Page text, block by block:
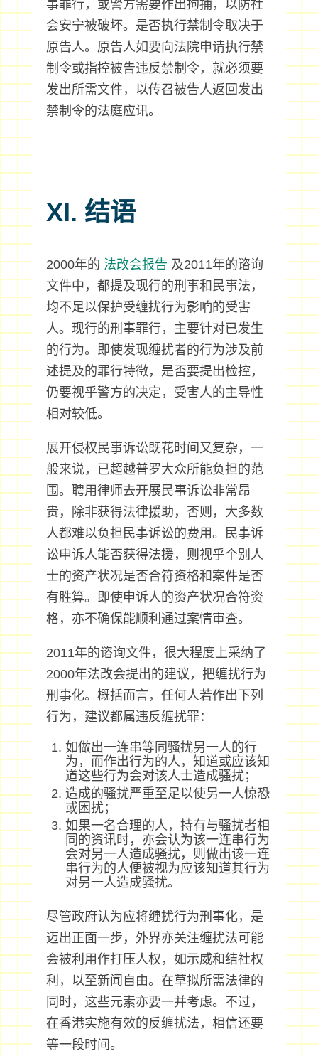
事罪行，或警方需要作出拘捕，以防社
会安宁被破坏。是否执行禁制令取决于
原告人。原告人如要向法院申请执行禁
制令或指控被告违反禁制令，就必须要
发出所需文件，以传召被告人返回发出
禁制令的法庭应讯。
XI. 结语
2000年的 法改会报告 及2011年的谘询
文件中，都提及现行的刑事和民事法，
均不足以保护受缠扰行为影响的受害
人。现行的刑事罪行，主要针对已发生
的行为。即使发现缠扰者的行为涉及前
述提及的罪行特徵，是否要提出检控，
仍要视乎警方的决定，受害人的主导性
相对较低。
展开侵权民事诉讼既花时间又复杂，一
般来说，已超越普罗大众所能负担的范
围。聘用律师去开展民事诉讼非常昂
贵，除非获得法律援助，否则，大多数
人都难以负担民事诉讼的费用。民事诉
讼申诉人能否获得法援，则视乎个别人
士的资产状况是否合符资格和案件是否
有胜算。即使申诉人的资产状况合符资
格，亦不确保能顺利通过案情审查。
2011年的谘询文件，很大程度上采纳了
2000年法改会提出的建议，把缠扰行为
刑事化。概括而言，任何人若作出下列
行为，建议都属违反缠扰罪：
如做出一连串等同骚扰另一人的行
为，而作出行为的人，知道或应该知
道这些行为会对该人士造成骚扰；
造成的骚扰严重至足以使另一人惊恐
或困扰；
如果一名合理的人，持有与骚扰者相
同的资讯时，亦会认为该一连串行为
会对另一人造成骚扰，则做出该一连
串行为的人便被视为应该知道其行为
对另一人造成骚扰。
尽管政府认为应将缠扰行为刑事化，是
迈出正面一步，外界亦关注缠扰法可能
会被利用作打压人权，如示威和结社权
利，以至新闻自由。在草拟所需法律的
同时，这些元素亦要一并考虑。不过，
在香港实施有效的反缠扰法，相信还要
等一段时间。